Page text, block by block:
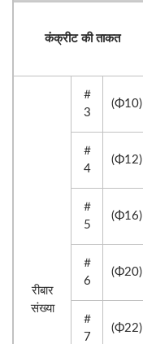
कंक्रीट की ताकत
रीबार
संख्या
＃
3
(Φ10)
＃
4
(Φ12)
＃
5
(Φ16)
＃
6
(Φ20)
＃
7
(Φ22)